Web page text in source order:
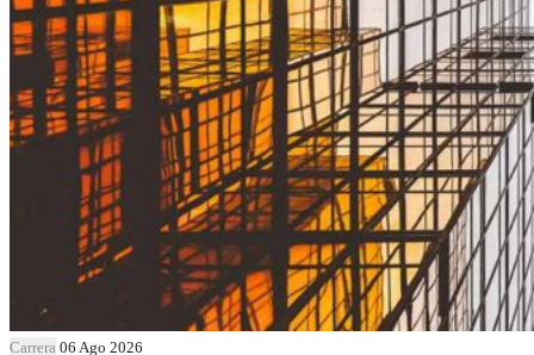
Carrera 06 Ago 2026